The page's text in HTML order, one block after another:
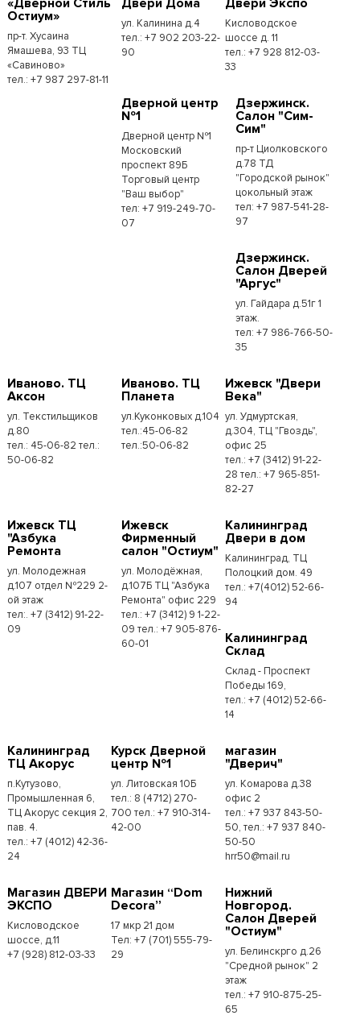
Остиум»
пр-т. Хусаина
Ямашева, 93 ТЦ
«Савиново»
тел.: +7 987 297-81-11
ул. Калинина д.4
тел.: +7 902 203-22-
90
Кисловодское
шоссе д. 11
тел.: +7 928 812-03-
33
Дверной центр
№1
Дверной центр №1
Московский
проспект 89Б
Торговый центр
"Ваш выбор"
тел: +7 919-249-70-
07
Дзержинск.
Салон "Сим-
Сим"
пр-т Циолковского
д.78 ТД
"Городской рынок"
цокольный этаж
тел: +7 987-541-28-
97
Дзержинск.
Салон Дверей
"Аргус"
ул. Гайдара д.51г 1
этаж.
тел: +7 986-766-50-
35
Иваново. ТЦ
Аксон
ул. Текстильщиков
д.80
тел.: 45-06-82 тел.:
50-06-82
Иваново. ТЦ
Планета
ул.Куконковых д.104
тел.:45-06-82
тел.:50-06-82
Ижевск "Двери
Века"
ул. Удмуртская,
д.304, ТЦ "Гвоздь",
офис 25
тел.: +7 (3412) 91-22-
28 тел.: +7 965-851-
82-27
Ижевск ТЦ
"Азбука
Ремонта
ул. Молодежная
д.107 отдел №229 2-
ой этаж
тел:. +7 (3412) 91-22-
09
Ижевск
Фирменный
салон "Остиум"
ул. Молодёжная,
д.107Б ТЦ "Азбука
Ремонта" офис 229
тел.: +7 (3412) 9 1-22-
09 тел.: +7 905-876-
60-01
Калининград
Двери в дом
Калининград, ТЦ
Полоцкий дом. 49
тел.: +7(4012) 52-66-
94
Калининград
Склад
Склад - Проспект
Победы 169,
тел.:​ +7 (4012) 52-66-
14
Калининград
ТЦ Акорус
п.Кутузово,
Промышленная 6,
ТЦ Акорус секция 2,
пав. 4.
тел.: +7 (4012) 42-36-
24
Курск Дверной
центр №1
ул. Литовская 10Б
тел.: 8 (4712) 270-
700 тел.: +7 910-314-
42-00
магазин
"Дверич"
ул. Комарова д.38
офис 2
тел.: +7 937 843-50-
50, тел.: +7 937 840-
50-50
hrr50@mail.ru
Магазин ДВЕРИ
ЭКСПО
Кисловодское
шоссе, д.11
+7 (928) 812-03-33
Магазин “Dom
Decora”
17 мкр 21 дом
Тел: +7 (701) 555-79-
29
Нижний
Новгород.
Салон Дверей
"Остиум"
ул. Белинскрго д.26
"Средной рынок" 2
этаж
тел.: +7 910-875-25-
65